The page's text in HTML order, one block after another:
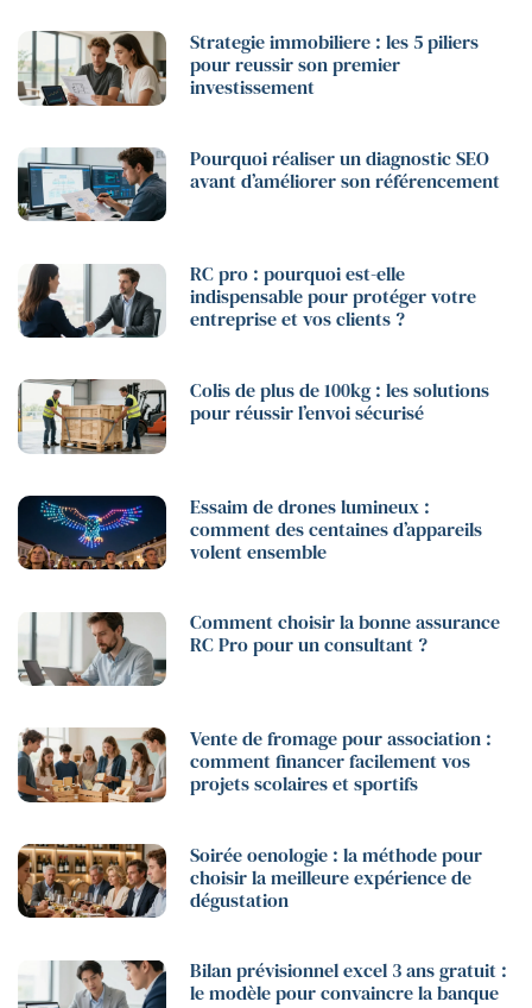
Strategie immobiliere : les 5 piliers
pour reussir son premier
investissement
Pourquoi réaliser un diagnostic SEO
avant d’améliorer son référencement
RC pro : pourquoi est-elle
indispensable pour protéger votre
entreprise et vos clients ?
Colis de plus de 100kg : les solutions
pour réussir l’envoi sécurisé
Essaim de drones lumineux :
comment des centaines d’appareils
volent ensemble
Comment choisir la bonne assurance
RC Pro pour un consultant ?
Vente de fromage pour association :
comment financer facilement vos
projets scolaires et sportifs
Soirée oenologie : la méthode pour
choisir la meilleure expérience de
dégustation
Bilan prévisionnel excel 3 ans gratuit :
le modèle pour convaincre la banque